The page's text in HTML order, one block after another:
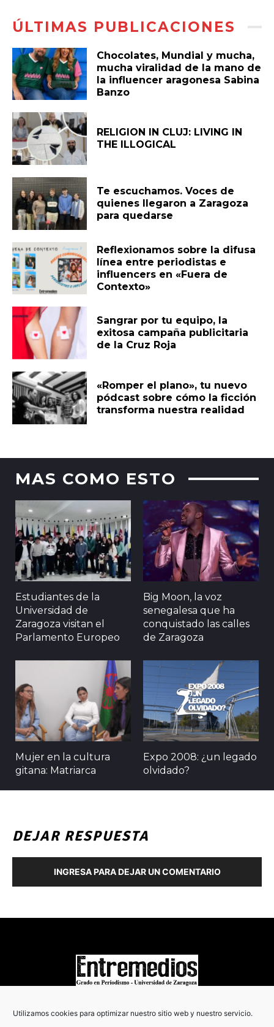
Utilizamos cookies para optimizar nuestro sitio web y nuestro servicio.
ÚLTIMAS PUBLICACIONES
Chocolates, Mundial y mucha,
mucha viralidad de la mano de
la influencer aragonesa Sabina
Banzo
RELIGION IN CLUJ: LIVING IN
THE ILLOGICAL
Te escuchamos. Voces de
quienes llegaron a Zaragoza
para quedarse
Reflexionamos sobre la difusa
línea entre periodistas e
influencers en «Fuera de
Contexto»
Sangrar por tu equipo, la
exitosa campaña publicitaria
de la Cruz Roja
«Romper el plano», tu nuevo
pódcast sobre cómo la ficción
transforma nuestra realidad
MAS COMO ESTO
Estudiantes de la
Universidad de
Zaragoza visitan el
Parlamento Europeo
Big Moon, la voz
senegalesa que ha
conquistado las calles
de Zaragoza
Mujer en la cultura
gitana: Matriarca
Expo 2008: ¿un legado
olvidado?
DEJAR RESPUESTA
INGRESA PARA DEJAR UN COMENTARIO